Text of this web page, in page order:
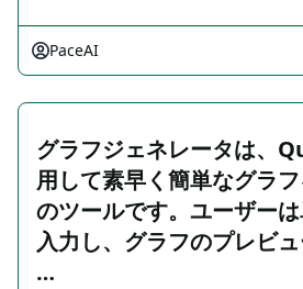
PaceAI
グラフジェネレータは、
用して素早く簡単なグラ
のツールです。ユーザー
入力し、グラフのプレビ
…